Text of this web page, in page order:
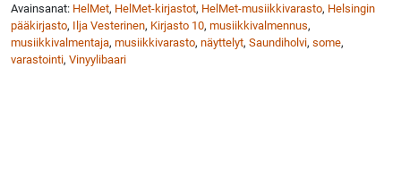
Avainsanat: HelMet, HelMet-kirjastot, HelMet-musiikkivarasto, Helsingin
pääkirjasto, Ilja Vesterinen, Kirjasto 10, musiikkivalmennus,
musiikkivalmentaja, musiikkivarasto, näyttelyt, Saundiholvi, some,
varastointi, Vinyylibaari